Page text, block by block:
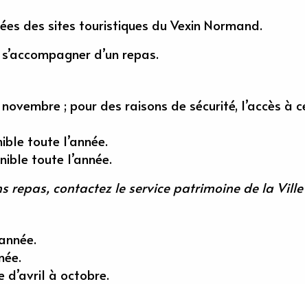
des sites touristiques du Vexin Normand.
d’un repas.
; pour des raisons de sécurité, l’accès
toute l’année.
toute l’année.
repas, contactez le service patrimoine de la
d’avril à octobre.